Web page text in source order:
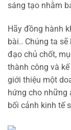
sáng tạo nhằm
Hãy đồng hành
bài.. Chúng ta
đạo chủ chốt,
thành công và
giới thiệu một
hứng cho những
bối cảnh kinh tế